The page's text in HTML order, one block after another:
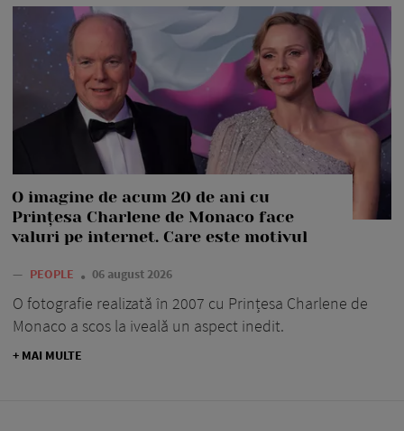
O imagine de acum 20 de ani cu
Prințesa Charlene de Monaco face
valuri pe internet. Care este motivul
— PEOPLE 06 august 2026
O fotografie realizată în 2007 cu Prințesa Charlene de
Monaco a scos la iveală un aspect inedit.
+ MAI MULTE